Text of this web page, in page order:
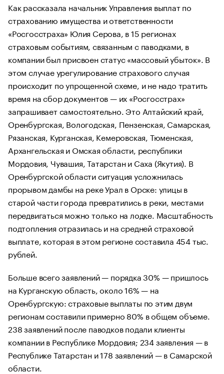
Как рассказала начальник Управления выплат по
страхованию имущества и ответственности
«Росгосстраха» Юлия Серова, в 15 регионах
страховым событиям, связанным с паводками, в
компании был присвоен статус «массовый убыток». В
этом случае урегулирование страхового случая
происходит по упрощенной схеме, и не надо тратить
время на сбор документов — их «Росгосстрах»
запрашивает самостоятельно. Это Алтайский край,
Оренбургская, Вологодская, Пензенская, Самарская,
Рязанская, Курганская, Кемеровская, Тюменская,
Архангельская и Омская области, республики
Мордовия, Чувашия, Татарстан и Саха (Якутия). В
Оренбургской области ситуация усложнилась
прорывом дамбы на реке Урал в Орске: улицы в
старой части города превратились в реки, местами
передвигаться можно только на лодке. Масштабность
подтопления отразилась и на средней страховой
выплате, которая в этом регионе составила 454 тыс.
рублей.
Больше всего заявлений — порядка 30% — пришлось
на Курганскую область, около 16% — на
Оренбургскую: страховые выплаты по этим двум
регионам составили примерно 80% в общем объеме.
238 заявлений после паводков подали клиенты
компании в Республике Мордовия; 234 заявления — в
Республике Татарстан и 178 заявлений — в Самарской
области.